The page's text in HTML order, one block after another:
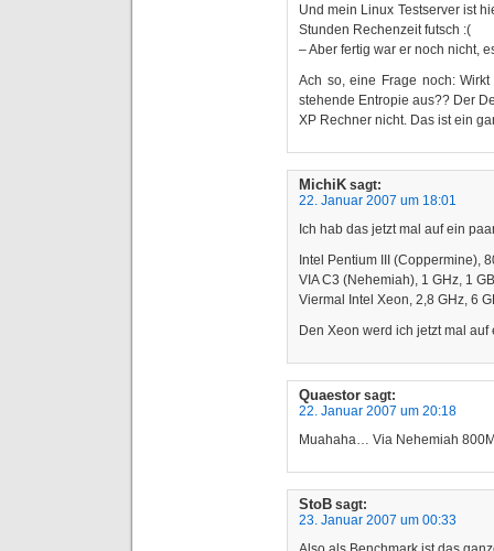
Und mein Linux Testserver ist
Stunden Rechenzeit futsch :(
– Aber fertig war er noch nicht,
Ach so, eine Frage noch:
stehende Entropie aus?? Der
XP Rechner nicht. Das ist ein
MichiK sagt:
22. Januar 2007 um 18:01
Ich hab das jetzt mal auf ein
Intel Pentium III (Coppermine),
VIA C3 (Nehemiah), 1 GHz, 1
Viermal Intel Xeon, 2,8 GHz, 6
Den Xeon werd ich jetzt mal
Quaestor sagt:
22. Januar 2007 um 20:18
Muahaha… Via Nehemiah
StoB sagt:
23. Januar 2007 um 00:33